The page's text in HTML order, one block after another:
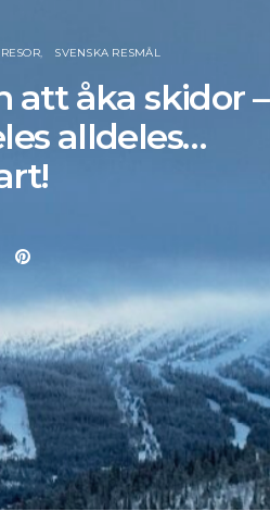
RESOR SVENSKA RESMÅL
att åka skidor –
alldeles…